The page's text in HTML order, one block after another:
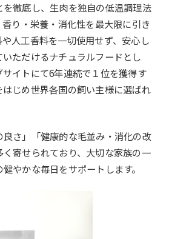
徹底し、 生肉を独自の低温調理法
り・栄養・ 消化性を最大限に引き
人工香料を一切使用せず、安心し
ただけるナチュラルフードとし
サイトにて6年連続で１位を獲得す
はじめ世界各国の飼い主様に選ばれ
さ」「健康的な毛並み・消化の改
寄せられており、 大切な家族の一
健やかな毎日をサポートします。